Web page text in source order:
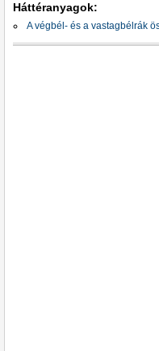
Háttéranyagok:
A végbél- és a vastagbélrák